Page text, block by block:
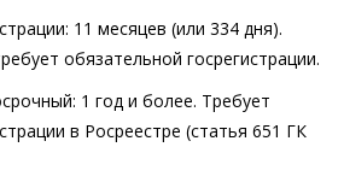
11 месяцев (или 334 дня).
обязательной госрегистрации.
1 год и более. Требует
в Росреестре (статья 651 ГК